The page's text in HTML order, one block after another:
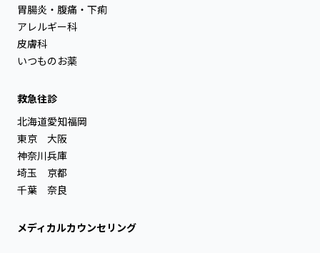
胃腸炎・腹痛・下痢
アレルギー科
皮膚科
いつものお薬
救急往診
北海道
東京
神奈川
埼玉
千葉
愛知
大阪
兵庫
京都
奈良
福岡
メディカルカウンセリング